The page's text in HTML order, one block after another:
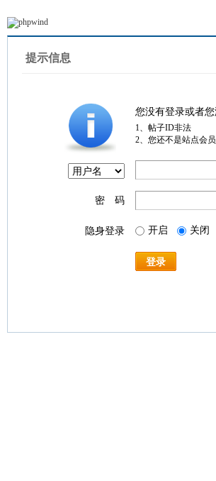
提示信息
您没有登录或者
1、帖子ID非法
2、您还不是站点会
密 码
隐身登录 开启 关闭
登录